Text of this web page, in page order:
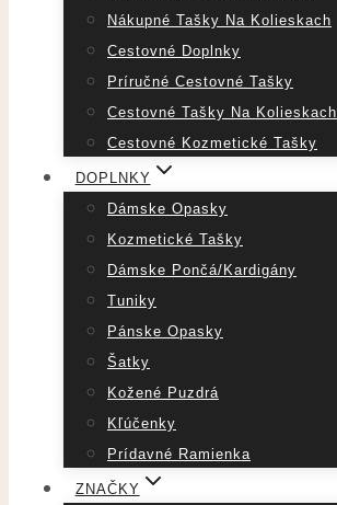
Nákupné Tašky Na Kolieskach
Cestovné Doplnky
Príručné Cestovné Tašky
Cestovné Tašky Na Kolieskach
Cestovné Kozmetické Tašky
DOPLNKY
Dámske Opasky
Kozmetické Tašky
Dámske Pončá/Kardigány
Tuniky
Pánske Opasky
Šatky
Kožené Puzdrá
Kľúčenky
Prídavné Ramienka
ZNAČKY